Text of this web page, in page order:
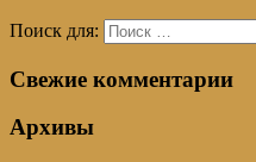
Поиск для:
Свежие комментарии
Архивы